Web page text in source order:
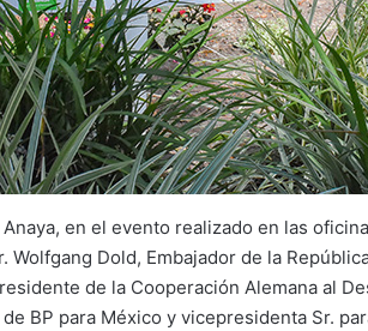
en el evento realizado en las
Wolfgang Dold, Embajador de la
de la Cooperación Alemana al
BP para México y vicepresidenta Sr.